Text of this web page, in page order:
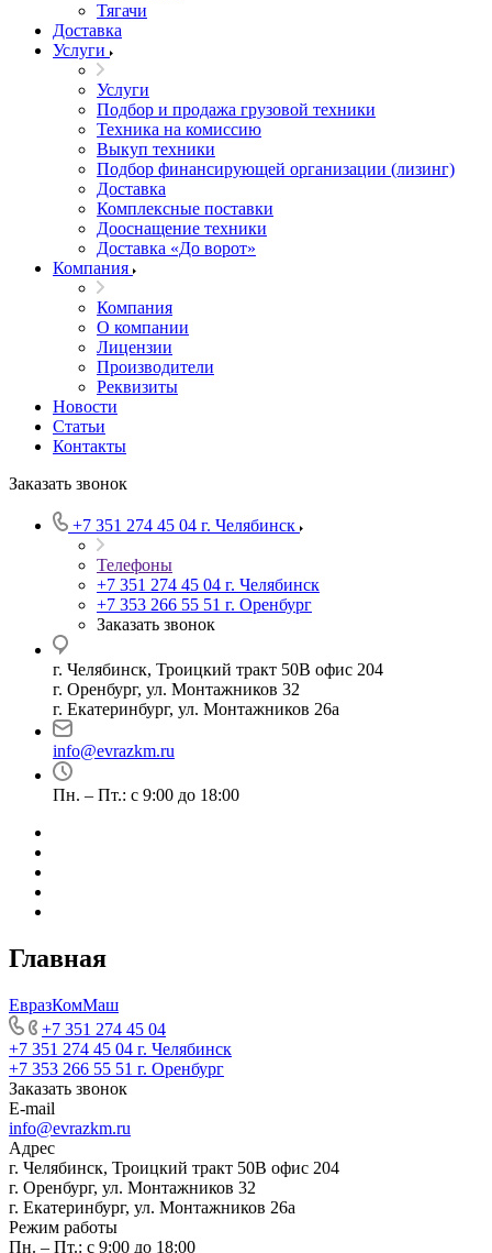
Тягачи
Доставка
Услуги
Услуги
Подбор и продажа грузовой техники
Техника на комиссию
Выкуп техники
Подбор финансирующей организации (лизинг)
Доставка
Комплексные поставки
Дооснащение техники
Доставка «До ворот»
Компания
Компания
О компании
Лицензии
Производители
Реквизиты
Новости
Статьи
Контакты
Заказать звонок
+7 351 274 45 04 г. Челябинск
Телефоны
+7 351 274 45 04 г. Челябинск
+7 353 266 55 51 г. Оренбург
Заказать звонок
г. Челябинск, Троицкий тракт 50В офис 204
г. Оренбург, ул. Монтажников 32
г. Екатеринбург, ул. Монтажников 26а
info@evrazkm.ru
Пн. – Пт.: с 9:00 до 18:00
Главная
ЕвразКомМаш
+7 351 274 45 04
+7 351 274 45 04 г. Челябинск
+7 353 266 55 51 г. Оренбург
Заказать звонок
E-mail
info@evrazkm.ru
Адрес
г. Челябинск, Троицкий тракт 50В офис 204
г. Оренбург, ул. Монтажников 32
г. Екатеринбург, ул. Монтажников 26а
Режим работы
Пн. – Пт.: с 9:00 до 18:00